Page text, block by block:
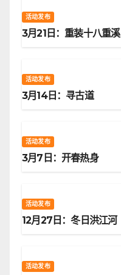
活动发布
3月21日：重装十八重溪
活动发布
3月14日：寻古道
活动发布
3月7日：开春热身
活动发布
12月27日：冬日洪江河
活动发布